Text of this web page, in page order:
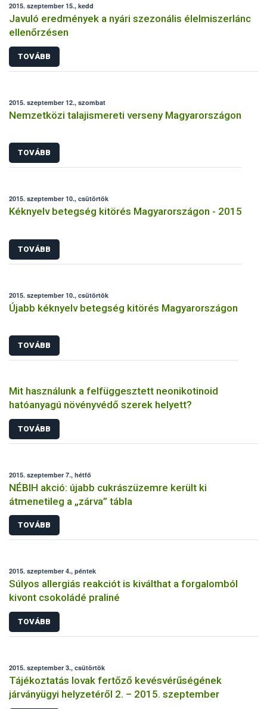
2015. szeptember 15., kedd
Javuló eredmények a nyári szezonális élelmiszerlánc
ellenőrzésen
TOVÁBB
2015. szeptember 12., szombat
Nemzetközi talajismereti verseny Magyarországon
TOVÁBB
2015. szeptember 10., csütörtök
Kéknyelv betegség kitörés Magyarországon - 2015
TOVÁBB
2015. szeptember 10., csütörtök
Újabb kéknyelv betegség kitörés Magyarországon
TOVÁBB
Mit használunk a felfüggesztett neonikotinoid
hatóanyagú növényvédő szerek helyett?
TOVÁBB
2015. szeptember 7., hétfő
NÉBIH akció: újabb cukrászüzemre került ki
átmenetileg a „zárva” tábla
TOVÁBB
2015. szeptember 4., péntek
Súlyos allergiás reakciót is kiválthat a forgalomból
kivont csokoládé praliné
TOVÁBB
2015. szeptember 3., csütörtök
Tájékoztatás lovak fertőző kevésvérűségének
járványügyi helyzetéről 2. – 2015. szeptember